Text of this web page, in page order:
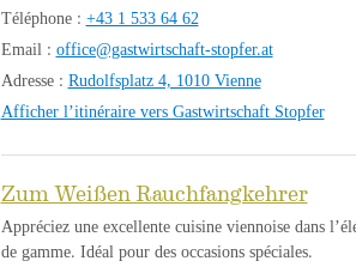
Téléphone : +43 1 533 64 62
Email : office@gastwirtschaft-stopfer.at
Adresse : Rudolfsplatz 4, 1010 Vienne
Afficher l’itinéraire vers Gastwirtschaft Stopfer
Zum Weißen Rauchfangkehrer
Appréciez une excellente cuisine viennoise dans
de gamme. Idéal pour des occasions spéciales.